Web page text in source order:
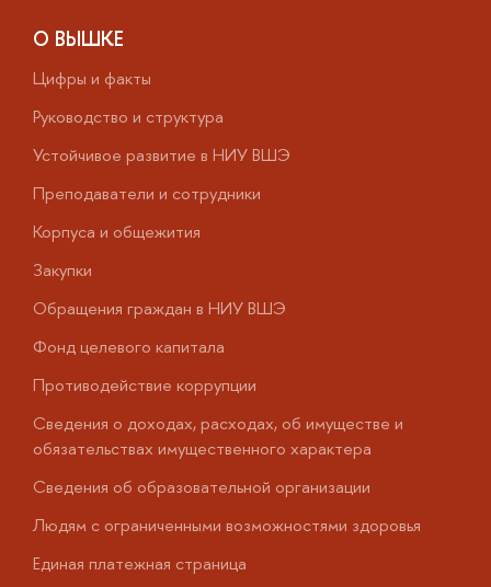
О ВЫШКЕ
Цифры и факты
Руководство и структура
Устойчивое развитие в НИУ ВШЭ
Преподаватели и сотрудники
Корпуса и общежития
Закупки
Обращения граждан в НИУ ВШЭ
Фонд целевого капитала
Противодействие коррупции
Сведения о доходах, расходах, об имуществе и
обязательствах имущественного характера
Сведения об образовательной организации
Людям с ограниченными возможностями здоровья
Единая платежная страница